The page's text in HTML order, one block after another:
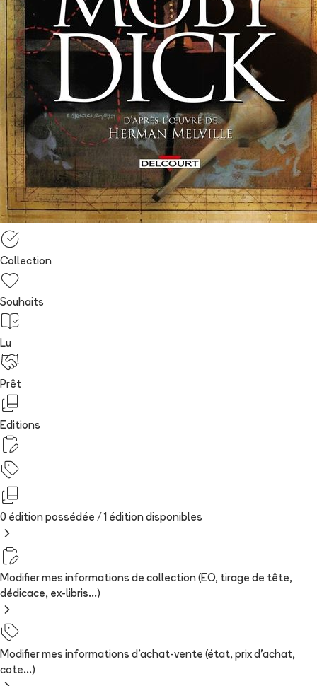
Collection
Souhaits
Lu
Prêt
Editions
0 édition possédée / 1 édition disponibles
Modifier mes informations de collection (EO, tirage de tête,
dédicace, ex-libris...)
Modifier mes informations d'achat-vente (état, prix d'achat,
cote...)